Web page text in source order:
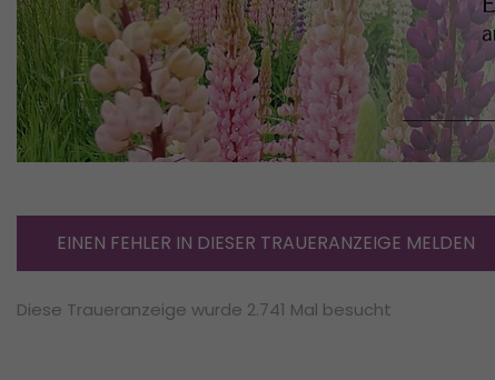
EINEN FEHLER IN DIESER TRAUERANZEIGE MELDEN
Diese Traueranzeige wurde 2.741 Mal besucht